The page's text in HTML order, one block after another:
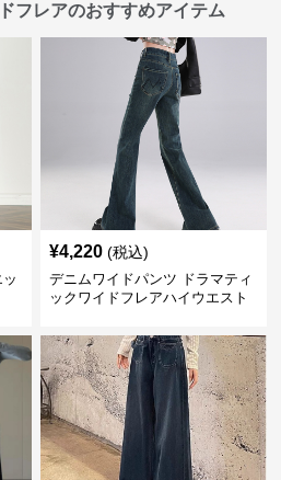
フレアのおすすめアイテム
¥4,220 (税込)
デニムワイドパンツ ドラマティ
ックワイドフレアハイウエスト